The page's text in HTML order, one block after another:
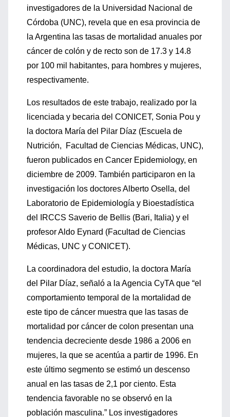
investigadores de la Universidad Nacional de
Córdoba (UNC), revela que en esa provincia de
la Argentina las tasas de mortalidad anuales por
cáncer de colón y de recto son de 17.3 y 14.8
por 100 mil habitantes, para hombres y mujeres,
respectivamente.
Los resultados de este trabajo, realizado por la
licenciada y becaria del CONICET, Sonia Pou y
la doctora María del Pilar Díaz (Escuela de
Nutrición, Facultad de Ciencias Médicas, UNC),
fueron publicados en Cancer Epidemiology, en
diciembre de 2009. También participaron en la
investigación los doctores Alberto Osella, del
Laboratorio de Epidemiología y Bioestadística
del IRCCS Saverio de Bellis (Bari, Italia) y el
profesor Aldo Eynard (Facultad de Ciencias
Médicas, UNC y CONICET).
La coordinadora del estudio, la doctora María
del Pilar Díaz, señaló a la Agencia CyTA que “el
comportamiento temporal de la mortalidad de
este tipo de cáncer muestra que las tasas de
mortalidad por cáncer de colon presentan una
tendencia decreciente desde 1986 a 2006 en
mujeres, la que se acentúa a partir de 1996. En
este último segmento se estimó un descenso
anual en las tasas de 2,1 por ciento. Esta
tendencia favorable no se observó en la
población masculina.” Los investigadores